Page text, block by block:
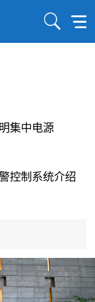
集中电源
控制系统介绍
仲裁机制和冗余
线传输技术、线
测与保护技术、